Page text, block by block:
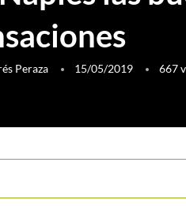
Peraza 15/05/2019 667